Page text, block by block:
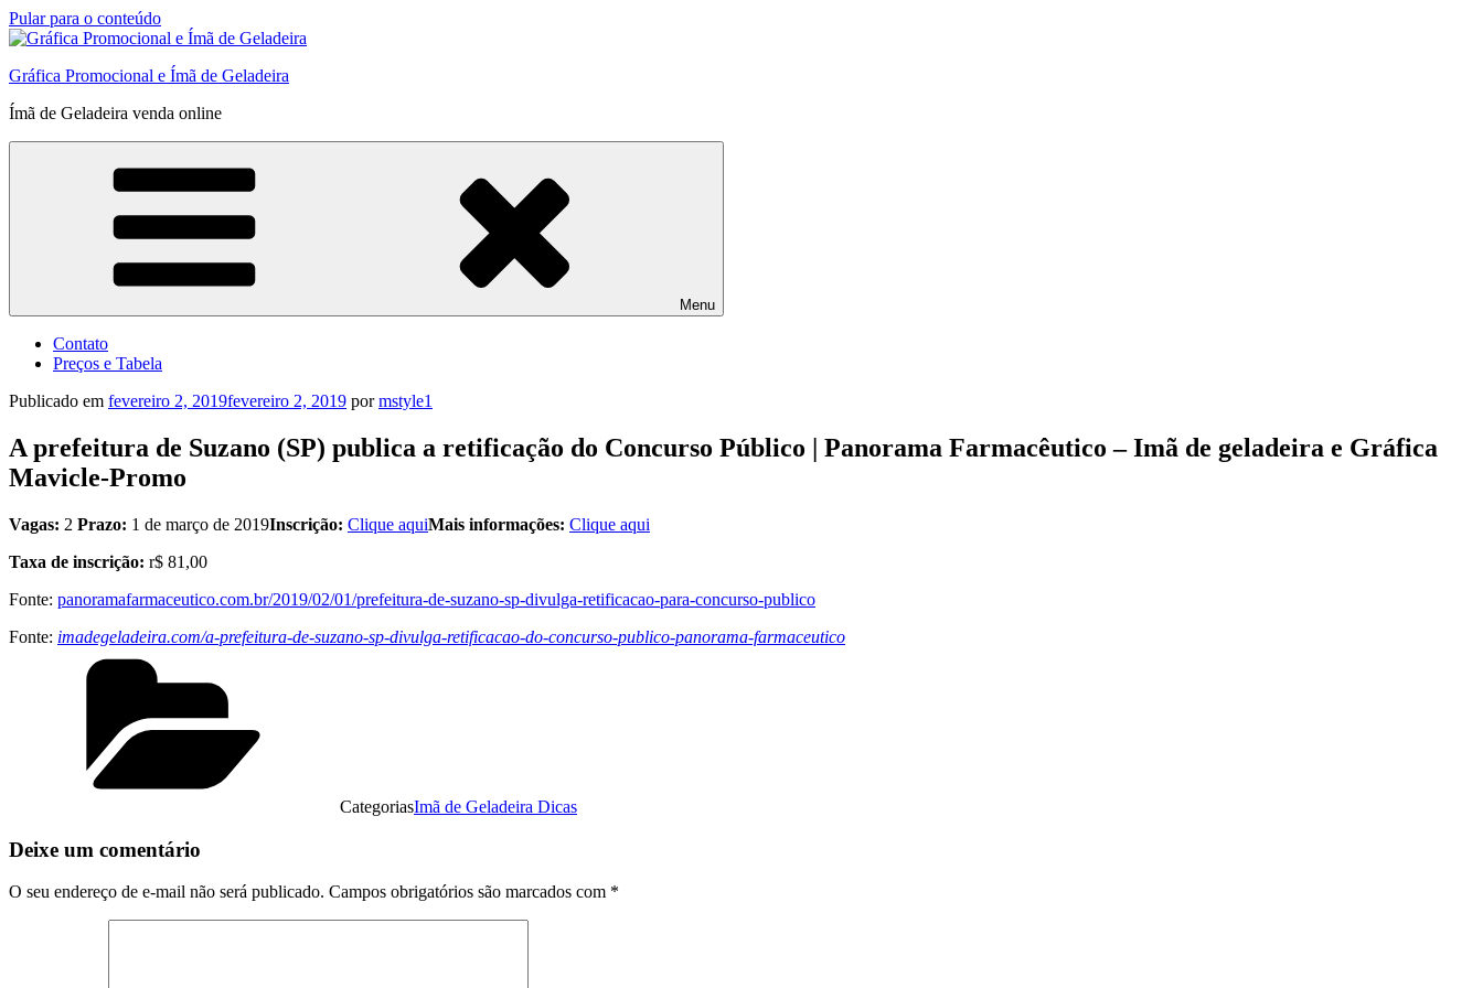
Pular para o conteúdo
Gráfica Promocional e Ímã de Geladeira
Ímã de Geladeira venda online
Menu
Contato
Preços e Tabela
Publicado em fevereiro 2, 2019fevereiro 2, 2019 pormstyle1
A prefeitura de Suzano (SP) publica a retificação do Concurso Público | Panorama Farmacêutico – Imã de geladeira e Gráfica
Mavicle-Promo
Vagas: 2 Prazo: 1 de março de 2019Inscrição: Clique aquiMais informações: Clique aqui
Taxa de inscrição: r$ 81,00
Fonte: panoramafarmaceutico.com.br/2019/02/01/prefeitura-de-suzano-sp-divulga-retificacao-para-concurso-publico
Fonte: imadegeladeira.com/a-prefeitura-de-suzano-sp-divulga-retificacao-do-concurso-publico-panorama-farmaceutico
CategoriasImã de Geladeira Dicas
Deixe um comentário
O seu endereço de e-mail não será publicado. Campos obrigatórios são marcados com *